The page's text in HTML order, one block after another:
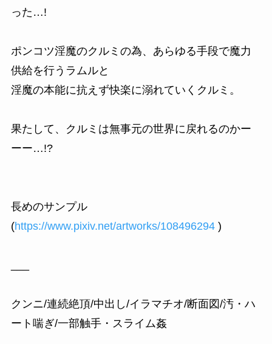
った…!
ポンコツ淫魔のクルミの為、あらゆる手段で魔力
供給を行うラムルと
淫魔の本能に抗えず快楽に溺れていくクルミ。
果たして、クルミは無事元の世界に戻れるのかー
ーー…!?
長めのサンプル
(https://www.pixiv.net/artworks/108496294)
クンニ/連続絶頂/中出し/イラマチオ/断面図/汚・ハ
ート喘ぎ/一部触手・スライム姦